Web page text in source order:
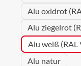
Alu oxidrot
Alu ziegelrot
Alu weiß (RAL
Alu natur